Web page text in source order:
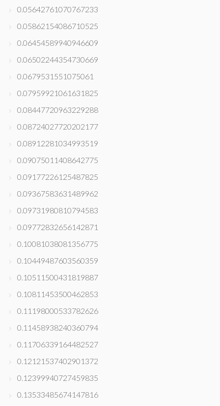
0.05642761070767233
0.05862154086710525
0.06454589940946609
0.06502244354730669
0.0679531551075061
0.07959921061631825
0.08447720963229288
0.08724027720202177
0.08912281034993519
0.09075011408642775
0.09177226125487825
0.09367583631489962
0.09731980810794583
0.09772832656142871
0.10081038081356775
0.10449487603560359
0.10511500431819887
0.10811453500462853
0.11198000533782626
0.11458938240360794
0.11706339164482527
0.12121537402901372
0.12399940727459835
0.13533485674147816